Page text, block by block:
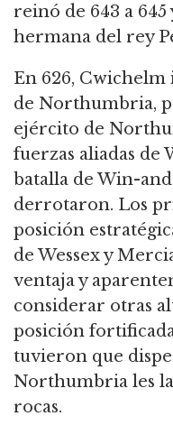
reinó de 643 a 645
hermana del rey
En 626,
de Northumbria,
ejército de
fuerzas aliadas de
batalla de Win-
derrotaron. Los
posición
de Wessex y
ventaja y
considerar otras
posición
tuvieron que
Northumbria les
rocas.